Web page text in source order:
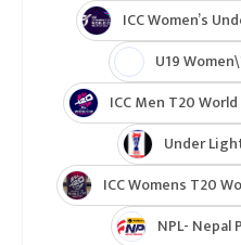
ICC Women’s
U19
ICC Men T20
Under
ICC Womens T20
NPL- Nepal